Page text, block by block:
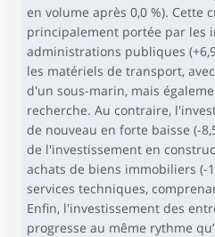
en volume après 0,0 %). Cette
principalement portée par les
administrations publiques
les matériels de transport,
d'un sous-marin, mais
recherche. Au contraire,
de nouveau en forte baisse (-
de l'investissement en
achats de biens immobiliers (-
services techniques,
Enfin, l'investissement des
progresse au même rythme